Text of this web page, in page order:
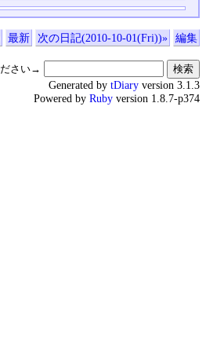
最新 次の日記(2010-10-01(Fri))» 編集
ださい→
Generated by tDiary version 3.1.3
Powered by Ruby version 1.8.7-p374